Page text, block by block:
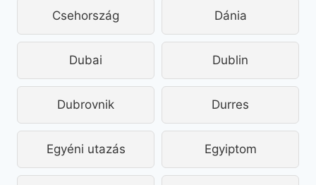
Csehország Dánia
Dubai Dublin
Dubrovnik Durres
Egyéni utazás Egyiptom